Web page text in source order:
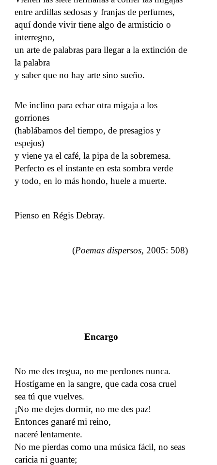
entre ardillas sedosas y franjas de perfumes,
aquí donde vivir tiene algo de armisticio o
interregno,
un arte de palabras para llegar a la extinción de
la palabra
y saber que no hay arte sino sueño.
Me inclino para echar otra migaja a los
gorriones
(hablábamos del tiempo, de presagios y
espejos)
y viene ya el café, la pipa de la sobremesa.
Perfecto es el instante en esta sombra verde
y todo, en lo más hondo, huele a muerte.
Pienso en Régis Debray.
(Poemas dispersos, 2005: 508)
Encargo
No me des tregua, no me perdones nunca.
Hostígame en la sangre, que cada cosa cruel
sea tú que vuelves.
¡No me dejes dormir, no me des paz!
Entonces ganaré mi reino,
naceré lentamente.
No me pierdas como una música fácil, no seas
caricia ni guante;